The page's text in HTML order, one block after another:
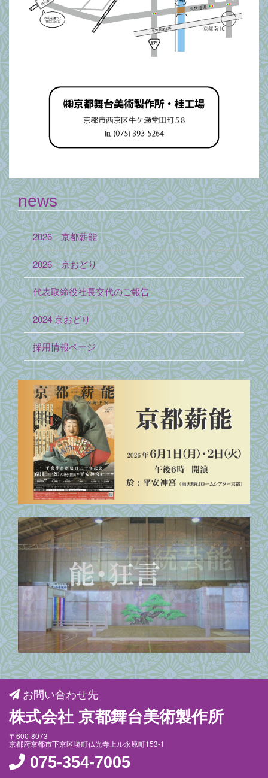
news
2026 京都薪能
2026 京おどり
代表取締役社長交代のご報告
2024 京おどり
採用情報ページ
お問い合わせ先
株式会社 京都舞台美術製作所
〒600-8073
京都府京都市下京区堺町仏光寺上ル永原町153-1
075-354-7005